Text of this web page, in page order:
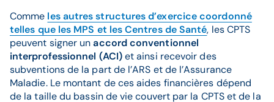
Comme les autres structures d’exercice coordonné
telles que les MPS et les Centres de Santé, les CPTS
peuvent signer unaccord conventionnel
interprofessionnel (ACI)et ainsi recevoir des
subventions de la part de l’ARS et de l’Assurance
Maladie. Le montant de ces aides financières dépend
de la taille du bassin de vie couvert par la CPTS et de la